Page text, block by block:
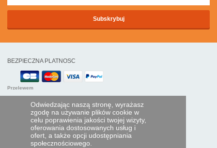
Odwiedzając naszą stronę, wyrażasz
zgodę na używanie plików cookie w
celu poprawienia jakości twojej wizyty,
oferowania dostosowanych usług i
ofert, a także opcji udostępniania
społecznościowego.
BEZPIECZNA PLATNOSC
Przelewem
POMOC I USŁUGI
Śledź swoje zamówienie
PILOTY EXPRESS